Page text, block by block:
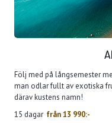
Följ med på långsemester
man odlar fullt av exotiska
därav kustens namn!
15 dagar från13 990:-